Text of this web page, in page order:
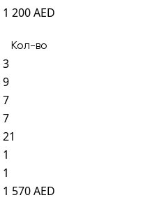
1 200 AED
Кол-во
3
9
7
7
21
1
1
1 570 AED